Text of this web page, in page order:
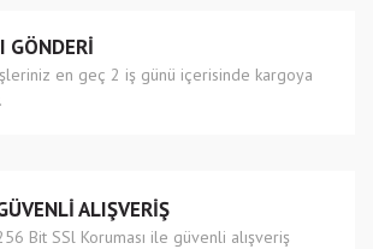
farklı alternatifler olmalı.
Gönder
GÖNDERİ
en geç 2 iş günü içerisinde kargoya
ALIŞVERİŞ
Bit SSl Koruması ile güvenli alışveriş